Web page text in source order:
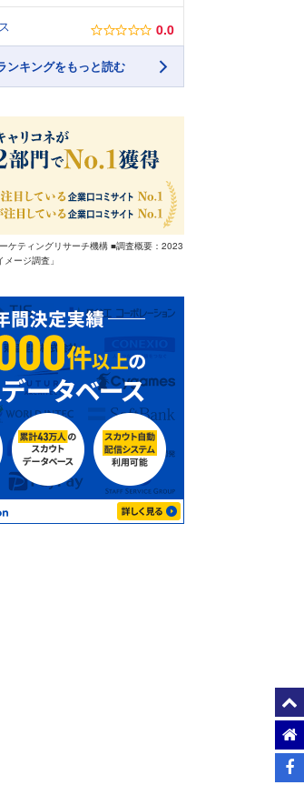
0.0
ンキングをもっと読む
ケティングリサーチ機構 ■調査概要：2023
ージ調査」